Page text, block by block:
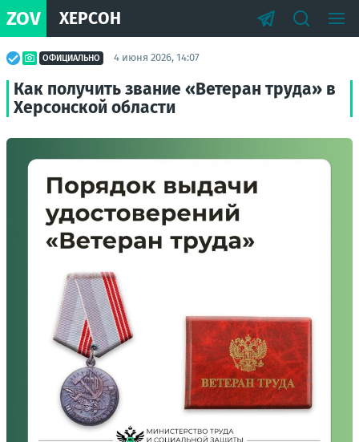
ZOV ХЕРСОН
ОФИЦИАЛЬНО 4 июня 2026, 14:07
Как получить звание «Ветеран труда» в
Херсонской области